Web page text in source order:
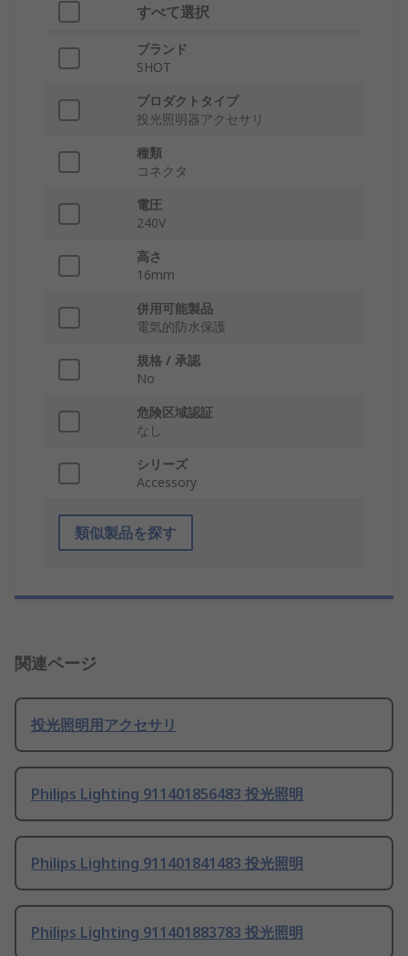
すべて選択
ブランド
SHOT
プロダクトタイプ
投光照明器アクセサリ
種類
コネクタ
電圧
240V
高さ
16mm
併用可能製品
電気的防水保護
規格 / 承認
No
危険区域認証
なし
シリーズ
Accessory
類似製品を探す
関連ページ
投光照明用アクセサリ
Philips Lighting 911401856483 投光照明
Philips Lighting 911401841483 投光照明
Philips Lighting 911401883783 投光照明